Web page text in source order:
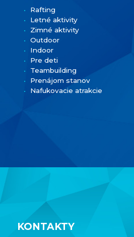
KONTAKTY
Rafting
Letné aktivity
Zimné aktivity
Outdoor
Indoor
Pre deti
Teambuilding
Prenájom stanov
Nafukovacie atrakcie